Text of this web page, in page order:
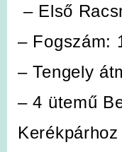
– Első
– Fogszám:
– Tengely
– 4 ütemű
Kerékpárhoz